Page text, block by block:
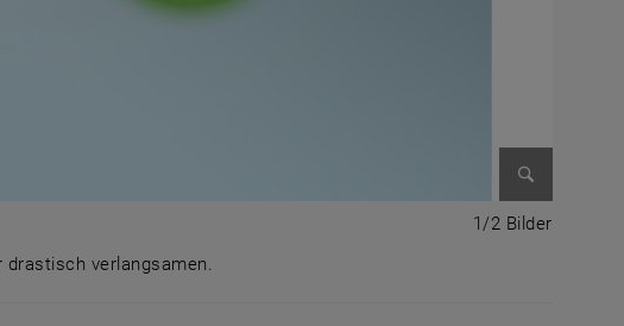
Bild
1/2 Bilder
drastisch verlangsamen.